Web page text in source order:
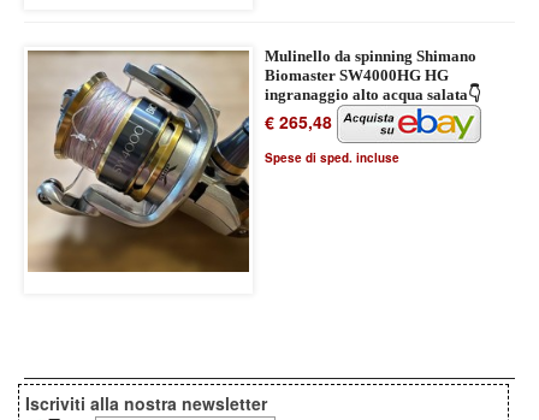
Mulinello da spinning Shimano
Biomaster SW4000HG HG
ingranaggio alto acqua salata👇
€ 265,48
Spese di sped. incluse
Iscriviti alla nostra newsletter